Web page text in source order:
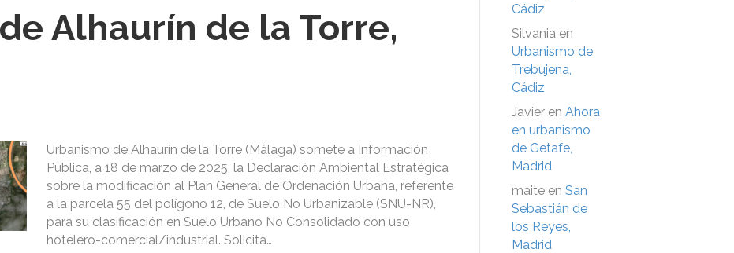
Alhaurín de la Torre,
Urbanismo de Alhaurín de la Torre (Málaga) somete a Información
Pública, a 18 de marzo de 2025, la Declaración Ambiental Estratégica
sobre la modificación al Plan General de Ordenación Urbana, referente
a la parcela 55 del polígono 12, de Suelo No Urbanizable (SNU-NR),
para su clasificación en Suelo Urbano No Consolidado con uso
hotelero-comercial/industrial. Solicita…
Cádiz
Silvania en
Urbanismo de
Trebujena,
Cádiz
Javier en Ahora
en urbanismo
de Getafe,
Madrid
maite en San
Sebastián de
los Reyes,
Madrid